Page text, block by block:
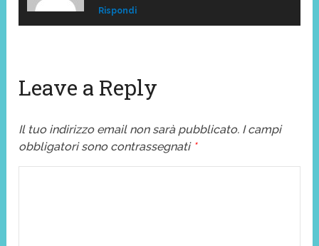
Rispondi
Leave a Reply
Il tuo indirizzo email non sarà pubblicato. I campi
obbligatori sono contrassegnati *